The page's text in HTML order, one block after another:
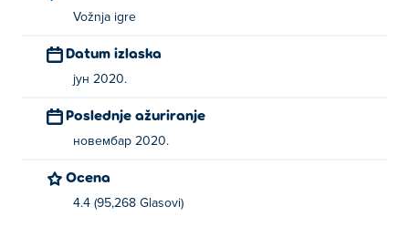
Vožnja igre
Datum izlaska
јун 2020.
Poslednje ažuriranje
новембар 2020.
Ocena
4.4 (95,268 Glasovi)